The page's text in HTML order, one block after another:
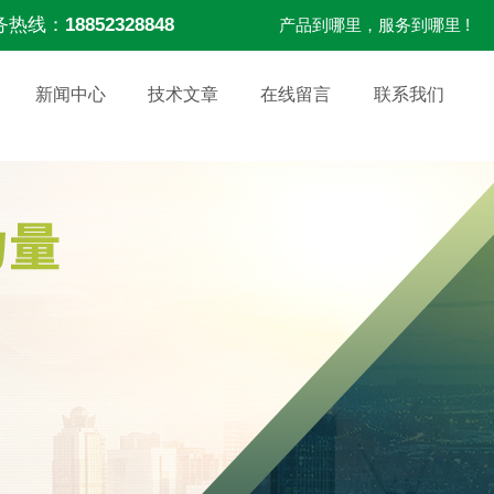
热线： 18852328848 产品到哪里，服务到哪里 !
新闻中心 技术文章 在线留言 联系我们